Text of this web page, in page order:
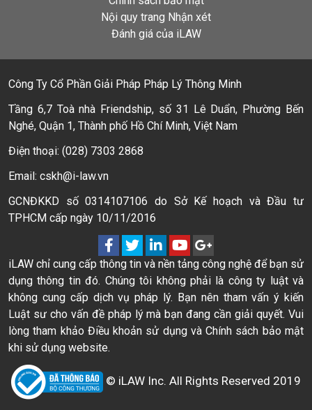
Nội quy trang Nhận xét
Đánh giá của iLAW
Công Ty Cổ Phần Giải Pháp Pháp Lý Thông Minh
Tầng 6,7 Toà nhà Friendship, số 31 Lê Duẩn, Phường Bến
Nghé, Quận 1, Thành phố Hồ Chí Minh, Việt Nam
Điện thoại: (028) 7303 2868
Email: cskh@i-law.vn
GCNĐKKD số 0314107106 do Sở Kế hoạch và Đầu tư
TPHCM cấp ngày 10/11/2016
iLAW chỉ cung cấp thông tin và nền tảng công nghệ để bạn sử
dụng thông tin đó. Chúng tôi không phải là công ty luật và
không cung cấp dịch vụ pháp lý. Bạn nên tham vấn ý kiến
Luật sư cho vấn đề pháp lý mà bạn đang cần giải quyết. Vui
lòng tham khảo Điều khoản sử dụng và Chính sách bảo mật
khi sử dụng website.
© iLAW Inc. All Rights Reserved 2019